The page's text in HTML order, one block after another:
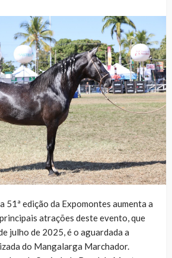
51ª edição da Expomontes aumenta a
principais atrações deste evento, que
julho de 2025, é o aguardada a
do Mangalarga Marchador.